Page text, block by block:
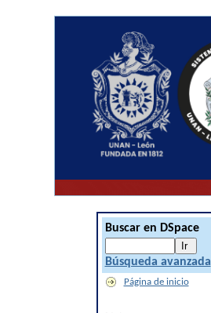
Buscar en DSpace
Búsqueda avanzada
Página de inicio